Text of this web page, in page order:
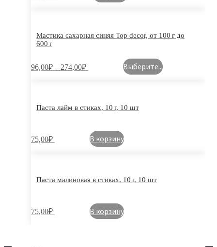
Мастика сахарная синяя Top decor, от 100 г до
600 г
96,00₽ – 274,00₽ Выберите...
Паста лайм в стиках, 10 г, 10 шт
75,00₽ В корзину
Паста малиновая в стиках, 10 г, 10 шт
75,00₽ В корзину